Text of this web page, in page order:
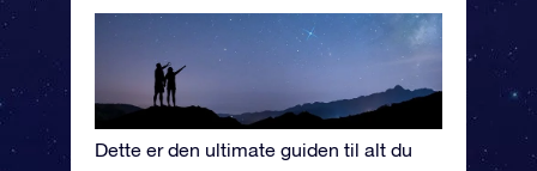
Dette er den ultimate guiden til alt du